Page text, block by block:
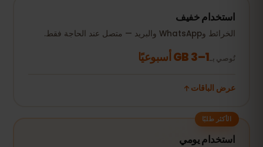
استخدام خفيف
الخرائط وWhatsApp والبريد — متصل عند الحاجة فقط.
نُوصي بـ1–3 GB أسبوعيًا
عرض الباقات
الأكثر طلبًا
استخدام يومي